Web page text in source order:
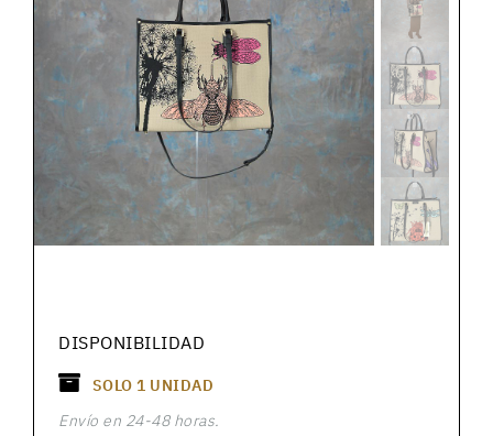
DISPONIBILIDAD
SOLO 1 UNIDAD
Envío en 24-48 horas.